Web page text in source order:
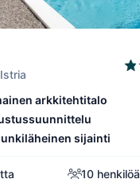
arkkitehtitalo
sijainti
10 henkilöä